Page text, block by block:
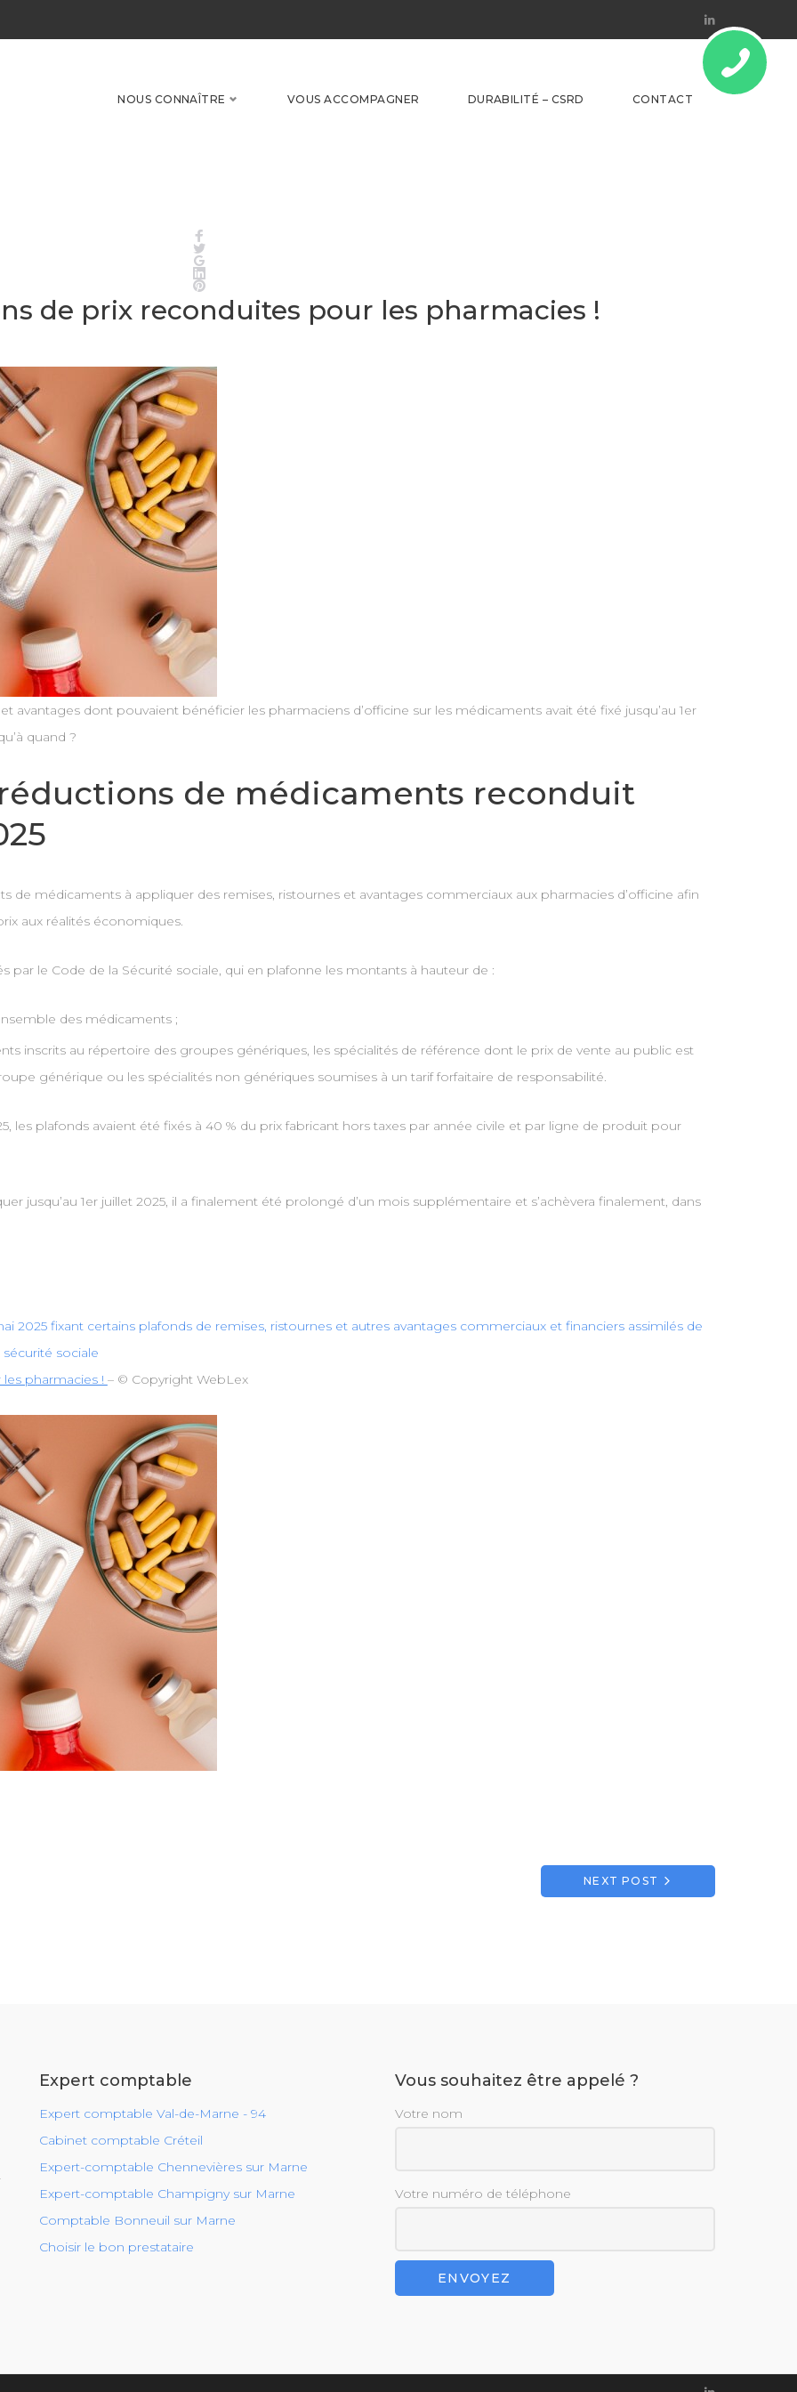
Linkedin
NOUS CONNAÎTRE VOUS ACCOMPAGNER DURABILITÉ – CSRD CONTACT
Twitter
Pinterest
de prix reconduites pour les pharmacies !
avantages dont pouvaient bénéficier les pharmaciens d’officine sur les médicaments avait été fixé jusqu’au 1er
quand ?
de médicaments reconduit
de médicaments à appliquer des remises, ristournes et avantages commerciaux aux pharmacies d’officine afin
aux réalités économiques.
par le Code de la Sécurité sociale, qui en plafonne les montants à hauteur de :
des médicaments ;
inscrits au répertoire des groupes génériques, les spécialités de référence dont le prix de vente au public est
générique ou les spécialités non génériques soumises à un tarif forfaitaire de responsabilité.
les plafonds avaient été fixés à 40 % du prix fabricant hors taxes par année civile et par ligne de produit pour
jusqu’au 1er juillet 2025, il a finalement été prolongé d’un mois supplémentaire et s’achèvera finalement, dans
2025 fixant certains plafonds de remises, ristournes et autres avantages commerciaux et financiers assimilés de
sociale
pharmacies ! – © Copyright WebLex
NEXT POST
Expert comptable
Expert comptable Val-de-Marne - 94
Cabinet comptable Créteil
Expert-comptable Chennevières sur Marne
Expert-comptable Champigny sur Marne
Comptable Bonneuil sur Marne
Choisir le bon prestataire
Vous souhaitez être appelé ?
Votre nom
Votre numéro de téléphone